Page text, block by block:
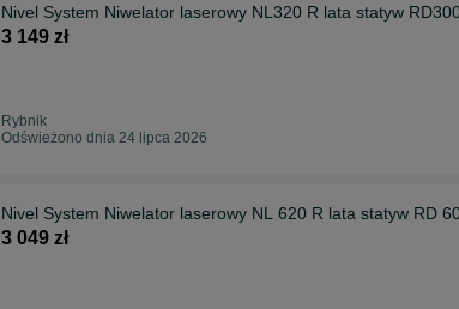
Nivel System Niwelator laserowy NL320 R lata statyw
3 149 zł
Rybnik
Odświeżono dnia 24 lipca 2026
Nivel System Niwelator laserowy NL 620 R lata statyw RD
3 049 zł